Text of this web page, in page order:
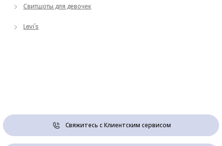
Свитшоты для девочек
Levi's
Свяжитесь с Клиентским сервисом